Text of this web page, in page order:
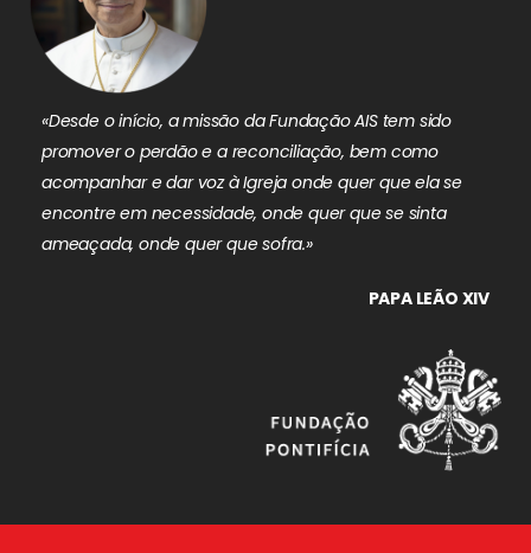
«Desde o início, a missão da Fundação AIS tem sido
promover o perdão e a reconciliação, bem como
acompanhar e dar voz à Igreja onde quer que ela se
encontre em necessidade, onde quer que se sinta
ameaçada, onde quer que sofra.»
PAPA LEÃO XIV